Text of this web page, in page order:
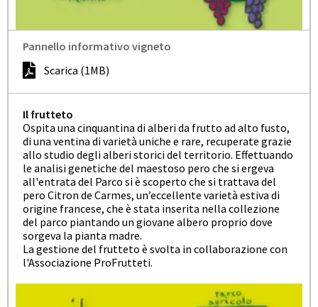
Pannello informativo vigneto
Scarica (1MB)
Il frutteto
Ospita una cinquantina di alberi da frutto ad alto fusto,
di una ventina di varietà uniche e rare, recuperate grazie
allo studio degli alberi storici del territorio. Effettuando
le analisi genetiche del maestoso pero che si ergeva
all'entrata del Parco si è scoperto che si trattava del
pero Citron de Carmes, un’eccellente varietà estiva di
origine francese, che è stata inserita nella collezione
del parco piantando un giovane albero proprio dove
sorgeva la pianta madre.
La gestione del frutteto è svolta in collaborazione con
l'Associazione ProFrutteti.